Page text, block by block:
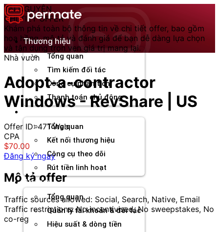
Chuyển
đến
nội
dungThương hiệu
Tổng quan
Tìm kiếm đối tác
Công cụ phân tích
Thanh toán chủ động
Tổng quan
Kết nối thương hiệu
Công cụ theo dõi
Rút tiền linh hoạt
Agency
Tổng quan
Quản lý tài khoản & đối tác
Hiệu suất & dòng tiền
TÀI NGUYÊN
CHI TIẾT OFFER
Khám phá toàn bộ thông tin về chi tiết offer, bao gồm
hoa hồng, mô tả và đánh giá để bạn dễ dàng lựa chọn
và tận dụng trọn vẹn giá trị mang lại.
Nhà vườn
Adopt-a-contractor
Windows - RevShare | US
Offer ID: 471 Web
CPA
$70.00
Đăng ký ngay
Mô tả offer
Traffic sources allowed: Social, Search, Native, Email
Traffic restrictions: No incentivised, No sweepstakes, No
co-reg